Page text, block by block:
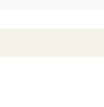
焦げ目がついていて美味しそう
て甘い……。パリパリした皮も香